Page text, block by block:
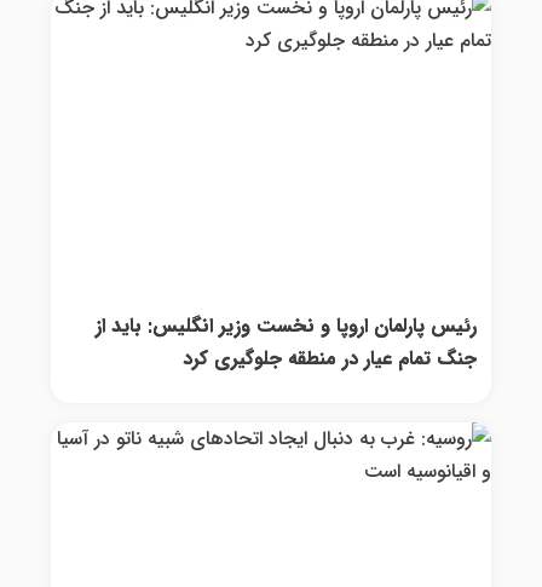
رئیس پارلمان اروپا و نخست وزیر انگلیس: باید از
جنگ تمام عیار در منطقه جلوگیری کرد